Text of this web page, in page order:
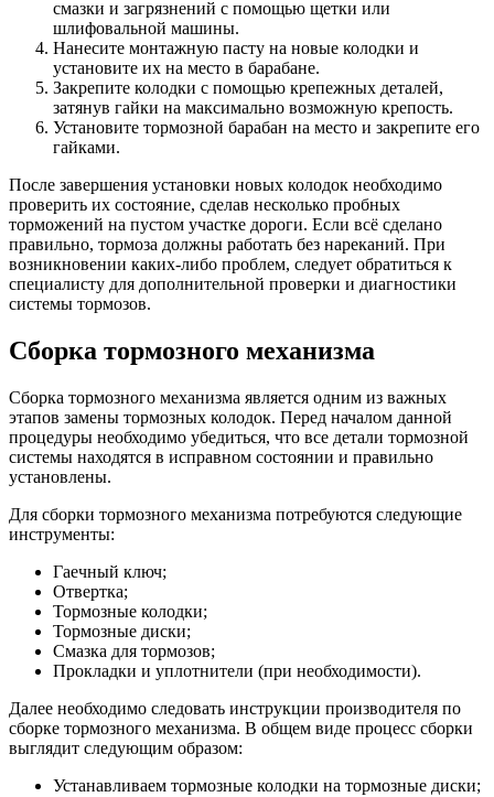
смазки и загрязнений с помощью щетки или
шлифовальной машины.
Нанесите монтажную пасту на новые колодки и
установите их на место в барабане.
Закрепите колодки с помощью крепежных деталей,
затянув гайки на максимально возможную крепость.
Установите тормозной барабан на место и закрепите его
гайками.
После завершения установки новых колодок необходимо
проверить их состояние, сделав несколько пробных
торможений на пустом участке дороги. Если всё сделано
правильно, тормоза должны работать без нареканий. При
возникновении каких-либо проблем, следует обратиться к
специалисту для дополнительной проверки и диагностики
системы тормозов.
Сборка тормозного механизма
Сборка тормозного механизма является одним из важных
этапов замены тормозных колодок. Перед началом данной
процедуры необходимо убедиться, что все детали тормозной
системы находятся в исправном состоянии и правильно
установлены.
Для сборки тормозного механизма потребуются следующие
инструменты:
Гаечный ключ;
Отвертка;
Тормозные колодки;
Тормозные диски;
Смазка для тормозов;
Прокладки и уплотнители (при необходимости).
Далее необходимо следовать инструкции производителя по
сборке тормозного механизма. В общем виде процесс сборки
выглядит следующим образом:
Устанавливаем тормозные колодки на тормозные диски;